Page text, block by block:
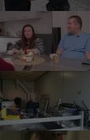
1:23